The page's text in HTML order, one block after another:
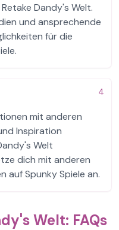
Dandy's Welt.
und ansprechende
für die
4
mit anderen
Inspiration
Welt
dich mit anderen
auf Spunky Spiele an.
Welt: FAQs